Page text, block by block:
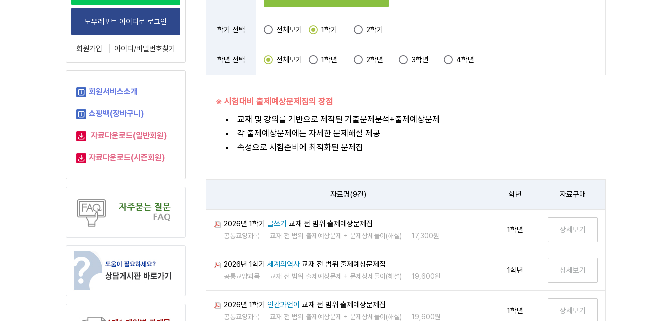
회원가입 아이디/비밀번호찾기
회원서비스소개
쇼핑백(장바구니)
자료다운로드(일반회원)
자료다운로드(시즌회원)
학기 선택 전체보기 1학기 2학기
학년 선택 전체보기 1학년 2학년 3학년 4학년
※ 시험대비 출제예상문제집의 장점
교재 및 강의를 기반으로 제작된 기출문제분석+출제예상문제
각 출제예상문제에는 자세한 문제해설 제공
속성으로 시험준비에 최적화된 문제집
자료명(9건) 학년 자료구매
2026년 1학기 글쓰기 교재 전 범위 출제예상문제집
공통교양과목 교재 전 범위 출제예상문제 + 문제상세풀이(해설) 17,300원
1학년
2026년 1학기 세계의역사교재 전 범위 출제예상문제집
공통교양과목 교재 전 범위 출제예상문제 + 문제상세풀이(해설) 19,600원
1학년
2026년 1학기 인간과언어 교재 전 범위 출제예상문제집
공통교양과목 교재 전 범위 출제예상문제 + 문제상세풀이(해설) 19,600원
1학년